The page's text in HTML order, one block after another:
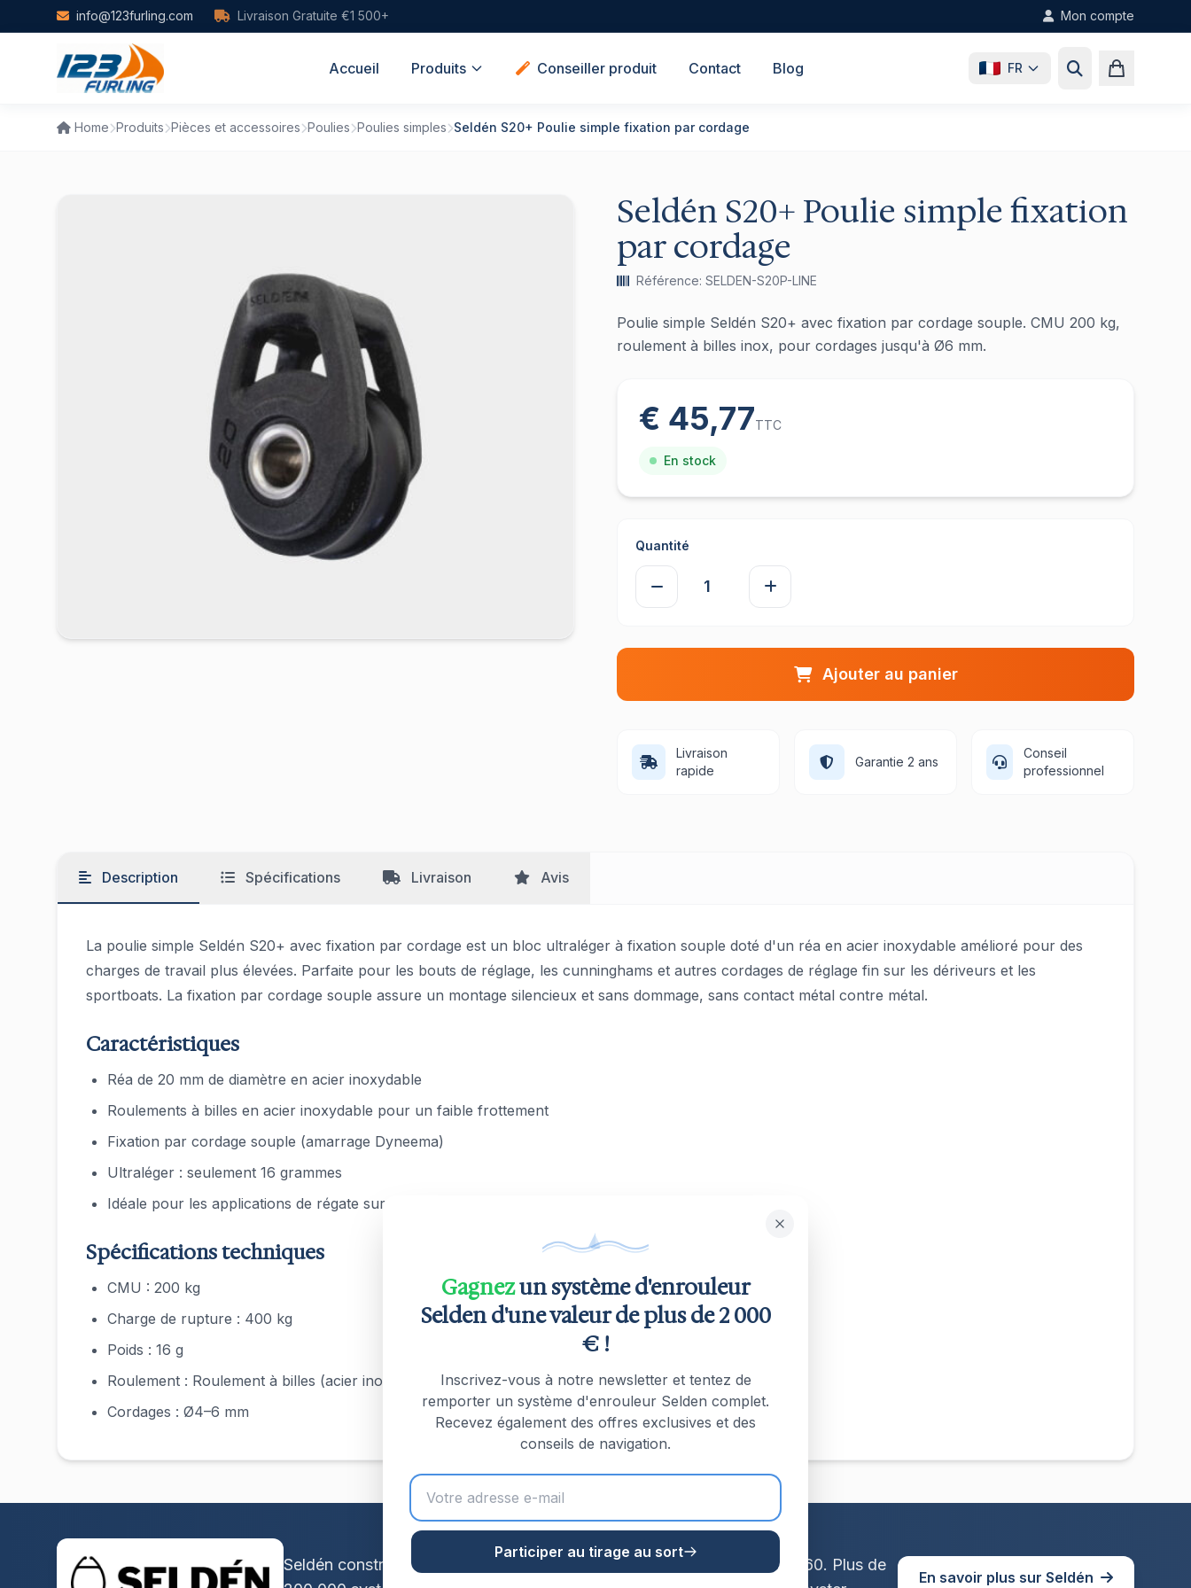
Skip to main content
info@123furling.com Livraison Gratuite €1 500+ Mon compte
Accueil Produits Conseiller produit Contact Blog FR
Home Produits Pièces et accessoires Poulies Poulies simples Seldén S20+ Poulie simple fixation par cordage
Seldén S20+ Poulie simple fixation
par cordage
Référence: SELDEN-S20P-LINE
Poulie simple Seldén S20+ avec fixation par cordage souple. CMU 200 kg,
roulement à billes inox, pour cordages jusqu'à Ø6 mm.
€ 45,77TTC
En stock
Quantité
Ajouter au panier
Livraison
rapide
Garantie 2 ans
Conseil
professionnel
Description Spécifications Livraison Avis
La poulie simple Seldén S20+ avec fixation par cordage est un bloc ultraléger à fixation souple doté d'un réa en acier inoxydable amélioré pour des
charges de travail plus élevées. Parfaite pour les bouts de réglage, les cunninghams et autres cordages de réglage fin sur les dériveurs et les
sportboats. La fixation par cordage souple assure un montage silencieux et sans dommage, sans contact métal contre métal.
Caractéristiques
Réa de 20 mm de diamètre en acier inoxydable
Roulements à billes en acier inoxydable pour un faible frottement
Fixation par cordage souple (amarrage Dyneema)
Ultraléger : seulement 16 grammes
Idéale pour les applications de régate sur les dériveurs
Spécifications techniques
CMU : 200 kg
Charge de rupture : 400 kg
Poids : 16 g
Roulement : Roulement à billes (acier inoxydable)
Cordages : Ø4–6 mm
Seldén construit des enrouleurs de classe mondiale en Suède depuis 1960. Plus de
En savoir plus sur Seldén
Gagnezun système d'enrouleur
Selden d'une valeur de plus de 2 000
€ !
Inscrivez-vous à notre newsletter et tentez de
remporter un système d'enrouleur Selden complet.
Recevez également des offres exclusives et des
conseils de navigation.
Participer au tirage au sort